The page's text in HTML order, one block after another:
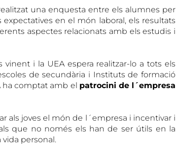
una enquesta entre els alumnes per
en el món laboral, els resultats
aspectes relacionats amb els estudis i
i la UEA espera realitzar-lo a tots els
de secundària i Instituts de formació
ha comptat amb el patrocini de l´empresa
als joves el món de l´empresa i incentivar i
que no només els han de ser útils en la
vida personal.